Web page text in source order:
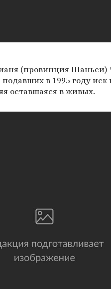
(провинция
в 1995 году иск
оставшаяся в живых.